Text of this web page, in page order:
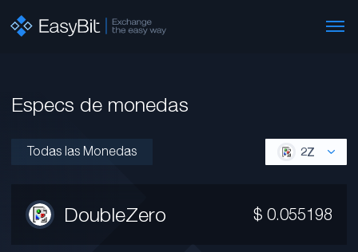
Especs de monedas
Todas las Monedas 2Z
DoubleZero $ 0.055198